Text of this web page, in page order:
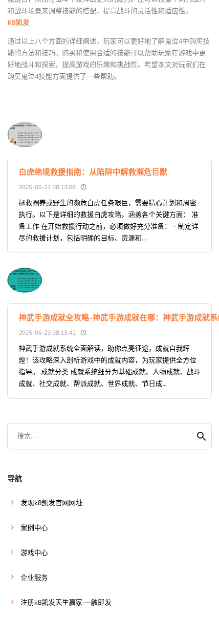
和战斗场景来调整技能的搭配，提高战斗的灵活性和适应性。
K8凯发
通过以上八个方面的详细阐述，玩家可以更好地了解鬼泣4中购买技
能的方法和技巧。购买和使用合适的技能可以帮助玩家在游戏中更
好地战斗和探索，提高游戏的乐趣和挑战性。希望本文对玩家们在
购买鬼泣4技能方面提供了一些帮助。
白虎绝境救援指南：从陷阱中解救瀕危巨獸
2025-06-21 08:13:06
拯救圈养或野生的濒危白虎任务艰巨，需要精心计划和周密
执行。以下是详细的救援白虎攻略，涵盖各个关键方面： 准
备工作 在开始救援行动之前，必须做好充分准备： - 制定详
尽的救援计划，包括明确的目标、资源和...
神武手游成就全攻略-神武手游成就在哪：神武手游成就
2025-06-23 08:13:42
神武手游成就系统全面解读，助你点亮征途，成就自我辉
煌！该攻略深入剖析游戏中的成就内容，为玩家提供全方位
指导。 成就分类 成就系统细分为基础成就、人物成就、战斗
成就、社交成就、帮派成就、世界成就、节日成...
搜索...
导航
发现k8凯发官网网址
案例中心
游戏中心
企业服务
注册k8凯发天生赢家·一触即发